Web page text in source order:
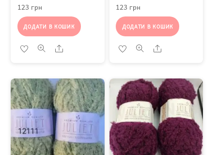
123 грн
ДОДАТИ В КОШИК
Share
123 грн
ДОДАТИ В КОШИК
Share